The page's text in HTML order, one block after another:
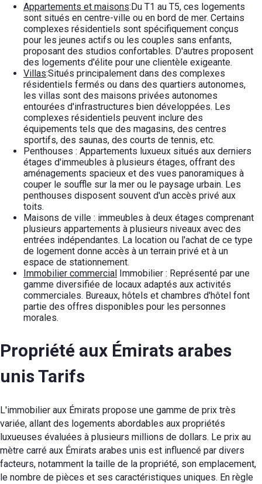
Appartements et maisons:Du T1 au T5, ces logements
sont situés en centre-ville ou en bord de mer. Certains
complexes résidentiels sont spécifiquement conçus
pour les jeunes actifs ou les couples sans enfants,
proposant des studios confortables. D'autres proposent
des logements d'élite pour une clientèle exigeante.
Villas:Situés principalement dans des complexes
résidentiels fermés ou dans des quartiers autonomes,
les villas sont des maisons privées autonomes
entourées d'infrastructures bien développées. Les
complexes résidentiels peuvent inclure des
équipements tels que des magasins, des centres
sportifs, des saunas, des courts de tennis, etc.
Penthouses : Appartements luxueux situés aux derniers
étages d'immeubles à plusieurs étages, offrant des
aménagements spacieux et des vues panoramiques à
couper le souffle sur la mer ou le paysage urbain. Les
penthouses disposent souvent d'un accès privé aux
toits.
Maisons de ville : immeubles à deux étages comprenant
plusieurs appartements à plusieurs niveaux avec des
entrées indépendantes. La location ou l'achat de ce type
de logement donne accès à un terrain privé et à un
espace de stationnement.
Immobilier commercial Immobilier : Représenté par une
gamme diversifiée de locaux adaptés aux activités
commerciales. Bureaux, hôtels et chambres d'hôtel font
partie des offres disponibles pour les personnes
morales.
Propriété aux Émirats arabes
unisTarifs
L'immobilier aux Émirats propose une gamme de prix très
variée, allant des logements abordables aux propriétés
luxueuses évaluées à plusieurs millions de dollars. Le prix au
mètre carré aux Émirats arabes unis est influencé par divers
facteurs, notamment la taille de la propriété, son emplacement,
le nombre de pièces et ses caractéristiques uniques. En règle